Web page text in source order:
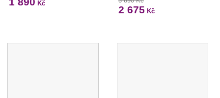
Kč
2 675 Kč